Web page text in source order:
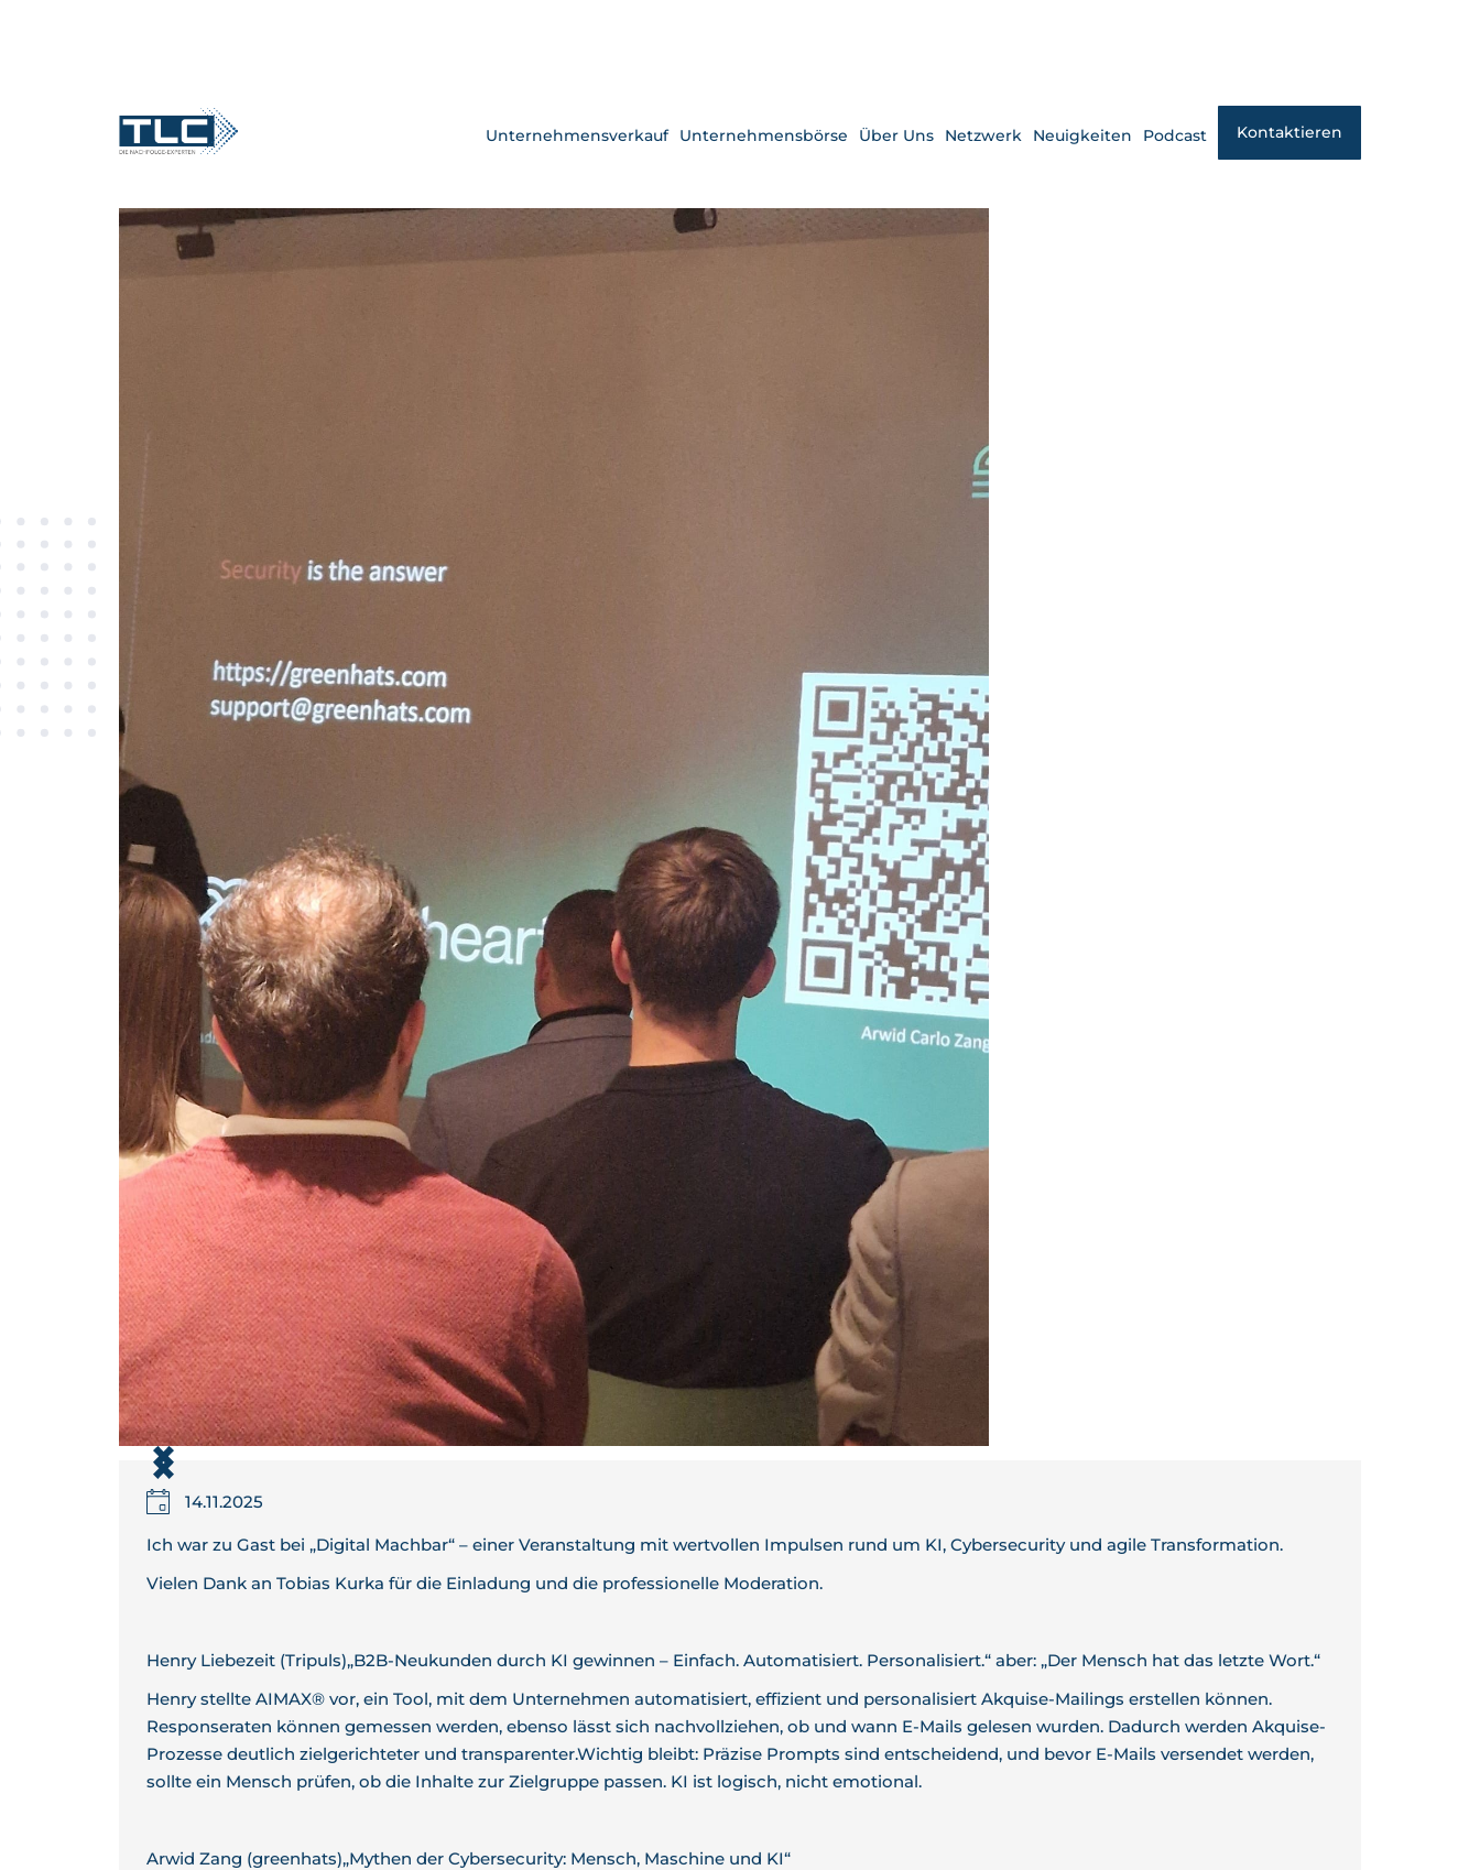
Unternehmensverkauf Unternehmensbörse Über Uns Netzwerk Neuigkeiten Podcast Kontaktieren
14.11.2025
Ich war zu Gast bei „Digital Machbar“ – einer Veranstaltung mit wertvollen Impulsen rund um KI, Cybersecurity und agile Transformation.
Vielen Dank an Tobias Kurka für die Einladung und die professionelle Moderation.
Henry Liebezeit (Tripuls)„B2B-Neukunden durch KI gewinnen – Einfach. Automatisiert. Personalisiert.“ aber: „Der Mensch hat das letzte Wort.“
Henry stellte AIMAX® vor, ein Tool, mit dem Unternehmen automatisiert, effizient und personalisiert Akquise-Mailings erstellen können.
Responseraten können gemessen werden, ebenso lässt sich nachvollziehen, ob und wann E-Mails gelesen wurden. Dadurch werden Akquise-
Prozesse deutlich zielgerichteter und transparenter.Wichtig bleibt: Präzise Prompts sind entscheidend, und bevor E-Mails versendet werden,
sollte ein Mensch prüfen, ob die Inhalte zur Zielgruppe passen. KI ist logisch, nicht emotional.
Arwid Zang (greenhats)„Mythen der Cybersecurity: Mensch, Maschine und KI“